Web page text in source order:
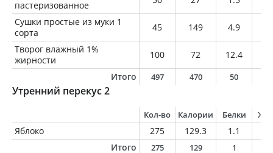
пастеризованное
Сушки простые из муки 1
сорта
45 149 4.9
Творог влажный 1%
жирности
100 72 12.4
Итого
497 470 50
Утренний перекус 2
Кол-во Калории Белки
Яблоко 275 129.3 1.1
Итого
275 129 1